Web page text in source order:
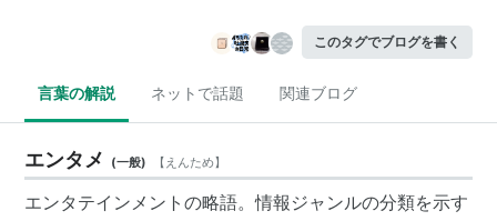
このタグでブログを書く
言葉の解説 ネットで話題 関連ブログ
エンタメ (一般) 【 えんため】
エンタテインメントの略語。情報ジャンルの分類を示す